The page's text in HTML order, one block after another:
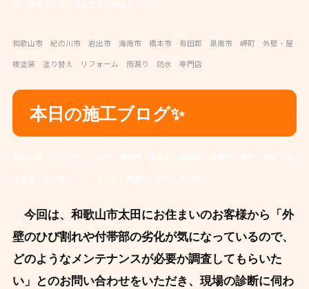
和歌山市 紀の川市 岩出市 海南市 橋本市 有田郡 泉南市 岬町 外壁・屋
根塗装 塗り替え リフォーム 雨漏り 防水 専門店
本日の施工ブログ✨
今回は、和歌山市太田にお住まいのお客様から「外
壁のひび割れや付帯部の劣化が気になっているので、
どのようなメンテナンスが必要か調査してもらいた
い」とのお問い合わせをいただき、現場の診断に伺わ